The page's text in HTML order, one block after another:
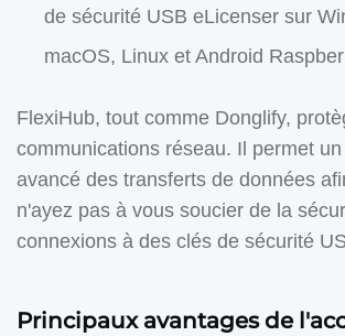
de sécurité USB eLicenser sur
macOS, Linux et Android
FlexiHub, tout comme Donglify,
communications réseau. Il permet
avancé des transferts de données
n'ayez pas à vous soucier de la
connexions à des clés de sécurité
Principaux avantages de